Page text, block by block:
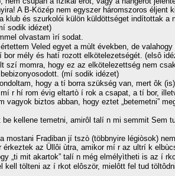
A B-Közép nem egyszer háromszoros éljent
klub és szurkolói külön küldöttséget indí­tottak a
sodik idézet)
olvastam ìrí sodat.
Veled egyet a mùlt években, de
bor mély és hatí rozott elkötelezetségét. (elsô
szí momra, hogy ez az elkötelezettség nem
(mí sodik idézet)
hogy a tí borra szükség van, mert ôk
r hí rom évig eltartò í rok a csapat, a tí bor,
vagyok biztos abban, hogy eztet „betemetni”
be kellene temetni, amirôl talí n mi semmit Sem
mostani Fradiban jí tszò (többnyire légiòsok)
érkeztek az Üllôi ùtra, amikor mí r az ultrí k
„ti mit akartok” talí n még elmélyìtheti is az í
kell tölteni az í rkot elôször, mielôtt fel tud